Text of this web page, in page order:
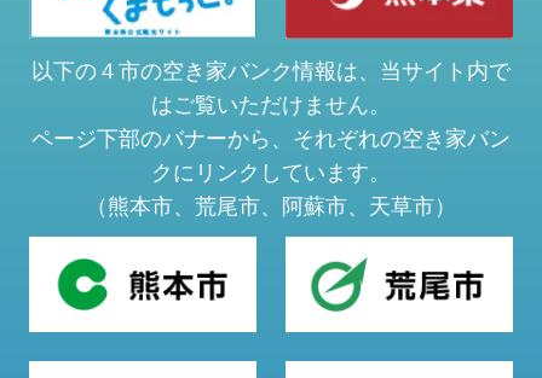
以下の４市の空き家バンク情報は、当サイト内で
はご覧いただけません。
ページ下部のバナーから、それぞれの空き家バン
クにリンクしています。
（熊本市、荒尾市、阿蘇市、天草市）